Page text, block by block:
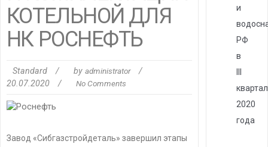
КОТЕЛЬНОЙ ДЛЯ
НК РОСНЕФТЬ
Standard / by administrator
/
20.07.2020
/ No Comments
Завод «Сибгазстройдеталь» завершил этапы
и
РФ
в
2020
года